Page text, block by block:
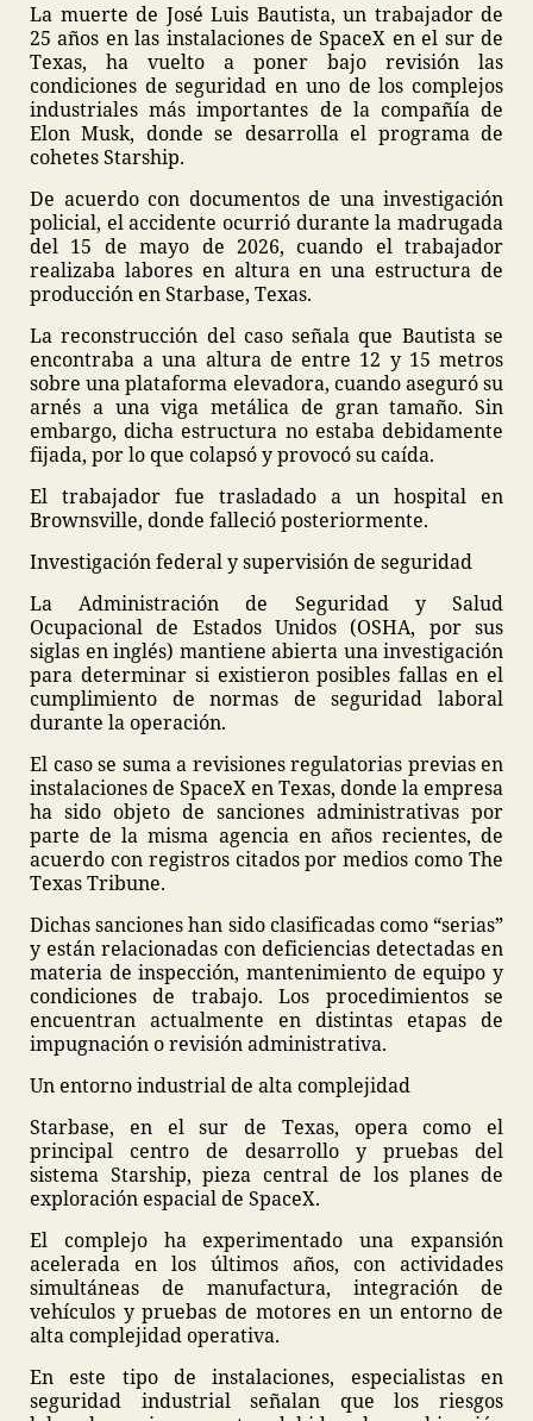
La muerte de José Luis Bautista, un trabajador de
25 años en las instalaciones de SpaceX en el sur de
Texas, ha vuelto a poner bajo revisión las
condiciones de seguridad en uno de los complejos
industriales más importantes de la compañía de
Elon Musk, donde se desarrolla el programa de
cohetes Starship.
De acuerdo con documentos de una investigación
policial, el accidente ocurrió durante la madrugada
del 15 de mayo de 2026, cuando el trabajador
realizaba labores en altura en una estructura de
producción en Starbase, Texas.
La reconstrucción del caso señala que Bautista se
encontraba a una altura de entre 12 y 15 metros
sobre una plataforma elevadora, cuando aseguró su
arnés a una viga metálica de gran tamaño. Sin
embargo, dicha estructura no estaba debidamente
fijada, por lo que colapsó y provocó su caída.
El trabajador fue trasladado a un hospital en
Brownsville, donde falleció posteriormente.
Investigación federal y supervisión de seguridad
La Administración de Seguridad y Salud
Ocupacional de Estados Unidos (OSHA, por sus
siglas en inglés) mantiene abierta una investigación
para determinar si existieron posibles fallas en el
cumplimiento de normas de seguridad laboral
durante la operación.
El caso se suma a revisiones regulatorias previas en
instalaciones de SpaceX en Texas, donde la empresa
ha sido objeto de sanciones administrativas por
parte de la misma agencia en años recientes, de
acuerdo con registros citados por medios como The
Texas Tribune.
Dichas sanciones han sido clasificadas como “serias”
y están relacionadas con deficiencias detectadas en
materia de inspección, mantenimiento de equipo y
condiciones de trabajo. Los procedimientos se
encuentran actualmente en distintas etapas de
impugnación o revisión administrativa.
Un entorno industrial de alta complejidad
Starbase, en el sur de Texas, opera como el
principal centro de desarrollo y pruebas del
sistema Starship, pieza central de los planes de
exploración espacial de SpaceX.
El complejo ha experimentado una expansión
acelerada en los últimos años, con actividades
simultáneas de manufactura, integración de
vehículos y pruebas de motores en un entorno de
alta complejidad operativa.
En este tipo de instalaciones, especialistas en
seguridad industrial señalan que los riesgos